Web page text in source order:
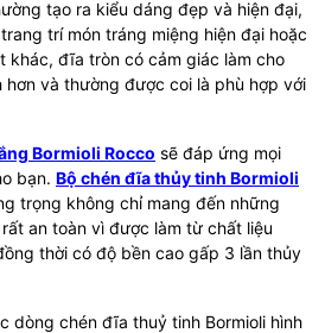
tạo ra kiểu dáng đẹp và hiện đại,
trí món tráng miệng hiện đại hoặc
khác, đĩa tròn có cảm giác làm cho
hơn và thường được coi là phù hợp với
Bormioli Rocco sẽ đáp ứng mọi
bạn. Bộ chén đĩa thủy tinh Bormioli
trọng không chỉ mang đến những
an toàn vì được làm từ chất liệu
thời có độ bền cao gấp 3 lần thủy
dòng chén đĩa thuỷ tinh Bormioli hình